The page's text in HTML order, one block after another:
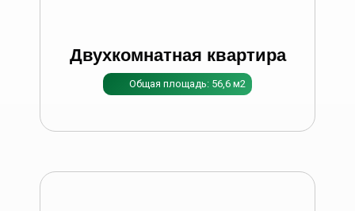
Двухкомнатная квартира
Общая площадь: 56,6 м2